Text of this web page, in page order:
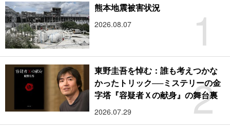
1
熊本地震被害状況
2026.08.07
2
東野圭吾を悼む：誰も考えつかな
かったトリック──ミステリーの金
字塔『容疑者Ｘの献身』の舞台裏
2026.07.29